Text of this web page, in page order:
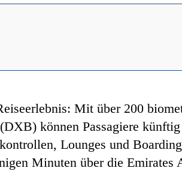
Mit über 200
können Passagiere
Lounges und
Minuten über die Emirates